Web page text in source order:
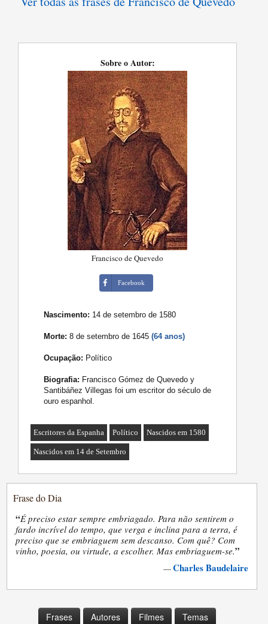
Sobre o Autor:
Francisco de Quevedo
Facebook
Nascimento: 14 de setembro de 1580
Morte: 8 de setembro de 1645(64 anos)
Ocupação: Político
Biografia: Francisco Gómez de Quevedo y
Santibáñez Villegas foi um escritor do século de
ouro espanhol.
Escritores da Espanha Político Nascidos em 1580
Nascidos em 14 de Setembro
Frase do Dia
“É preciso estar sempre embriagado. Para não sentirem o
fardo incrível do tempo, que verga e inclina para a terra, é
preciso que se embriaguem sem descanso. Com quê? Com
vinho, poesia, ou virtude, a escolher. Mas embriaguem-se.”
—Charles Baudelaire
Frases Autores Filmes Temas